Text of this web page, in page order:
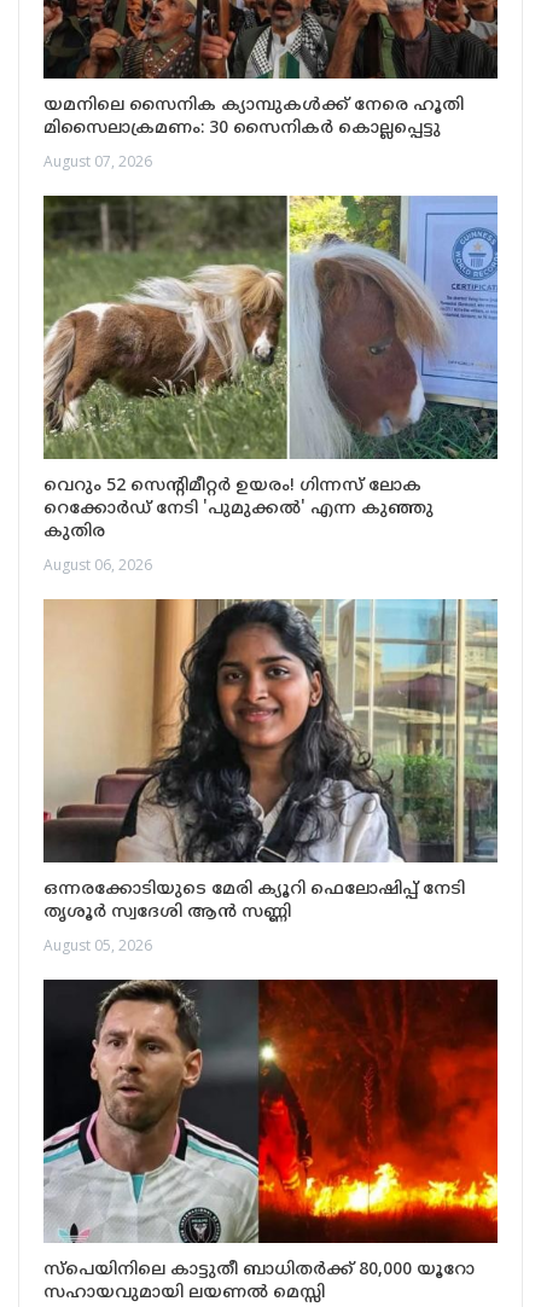
യമനിലെ സൈനിക ക്യാമ്പുകൾക്ക് നേരെ ഹൂതി
മിസൈലാക്രമണം: 30 സൈനികർ കൊല്ലപ്പെട്ടു
August 07, 2026
വെറും 52 സെന്റിമീറ്റർ ഉയരം! ഗിന്നസ് ലോക
റെക്കോർഡ് നേടി 'പുമുക്കൽ' എന്ന കുഞ്ഞു
കുതിര
August 06, 2026
ഒന്നരക്കോടിയുടെ മേരി ക്യൂറി ഫെലോഷിപ്പ് നേടി
തൃശൂർ സ്വദേശി ആൻ സണ്ണി
August 05, 2026
സ്പെയിനിലെ കാട്ടുതീ ബാധിതർക്ക് 80,000 യൂറോ
സഹായവുമായി ലയണൽ മെസ്സി